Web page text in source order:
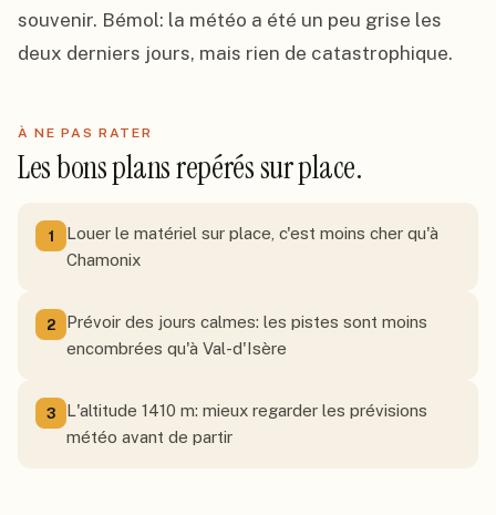
souvenir. Bémol: la météo a été un peu grise les
deux derniers jours, mais rien de catastrophique.
À NE PAS RATER
Les bons plans repérés sur place.
1
Louer le matériel sur place, c'est moins cher qu'à
Chamonix
2
Prévoir des jours calmes: les pistes sont moins
encombrées qu'à Val-d'Isère
3
L'altitude 1410 m: mieux regarder les prévisions
météo avant de partir